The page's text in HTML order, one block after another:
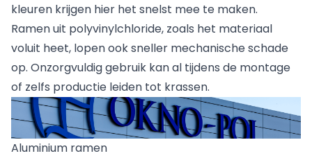
kleuren krijgen hier het snelst mee te maken.
Ramen uit polyvinylchloride, zoals het materiaal
voluit heet, lopen ook sneller mechanische schade
op. Onzorgvuldig gebruik kan al tijdens de montage
of zelfs productie leiden tot krassen.
Aluminium ramen